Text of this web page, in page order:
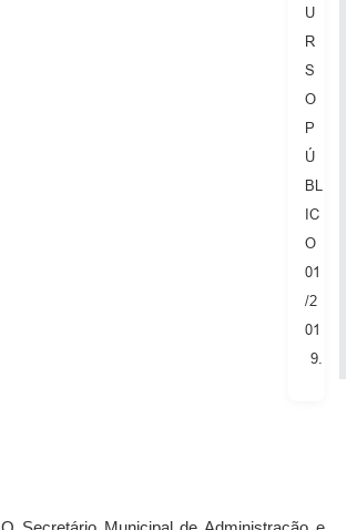
U
R
S
O
P
Ú
BL
IC
O
01
/2
01
9.